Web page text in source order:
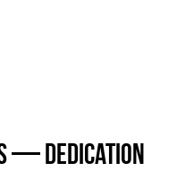
— Dedication